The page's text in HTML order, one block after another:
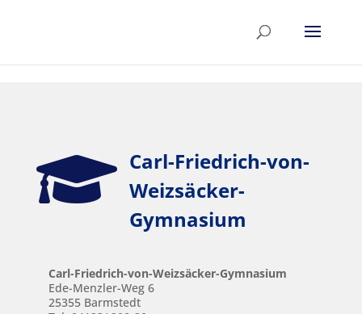
 Carl-Friedrich-von-
Weizsäcker-
Gymnasium
Carl-Friedrich-von-Weizsäcker-Gymnasium
Ede-Menzler-Weg 6
25355 Barmstedt